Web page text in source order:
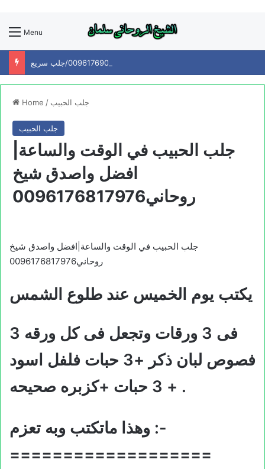
Menu
Home / جلب الحبيب
جلب الحبيب
جلب الحبيب في الوقت والساعة|
افضل واصدق شيخ
روحاني0096176817976
جلب الحبيب في الوقت والساعة|افضل واصدق شيخ
روحاني0096176817976
يكتب يوم الخميس عند طلوع الشمس
فى 3 ورقات وتجعل فى كل ورقه 3
فصوص لبان ذكر +3 حبات فلفل اسود
+ 3 حبات +كزبره صحيحه .
وهذا ماتكتب وبه تعزم :-
===================